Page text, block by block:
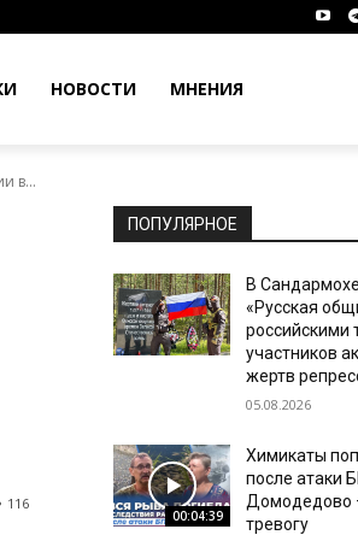
НОВОСТИ МНЕНИЯ
в...
116
ПОПУЛЯРНОЕ
В
«Русская
российскими
участников
жертв
05.08.2026
00:04:39
Химикаты
после атаки
Домодедово
тревогу